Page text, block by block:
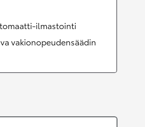
ilmastointi
vakionopeudensäädin